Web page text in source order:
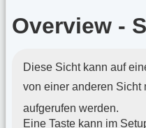
Overview -
Diese Sicht kann auf
von einer anderen Sicht
aufgerufen werden.
Eine Taste kann im